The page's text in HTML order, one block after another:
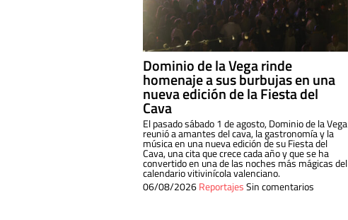
Dominio de la Vega rinde
homenaje a sus burbujas en una
nueva edición de la Fiesta del
Cava
El pasado sábado 1 de agosto, Dominio de la Vega
reunió a amantes del cava, la gastronomía y la
música en una nueva edición de su Fiesta del
Cava, una cita que crece cada año y que se ha
convertido en una de las noches más mágicas del
calendario vitivinícola valenciano.
06/08/2026ReportajesSin comentarios